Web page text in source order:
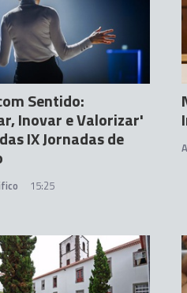
Sentido:
Inovar e Valorizar'
IX Jornadas de
15:25